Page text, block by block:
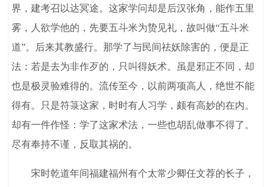
界，建考召以达冥途。这家学问却是后汉张角，能作五里
雾，人欲学他的，先要五斗米为贽见礼，故叫做“五斗米
道”。后来其教盛行。那学了与民间祛妖除害的，便是正
法：若是去为非作歹的，只叫得妖术。虽是邪正不同，却
也是极灵验难得的。流传至今，以前两项高人，绝世不能
得有。只是符箓这家，时时有人习学，颇有高妙的在内。
却有一件作怪：学了这家术法，一些也胡乱做事不得了。
尽有奉持不谨，反取其祸的。
宋时乾道年间福建福州有个太常少卿任文荐的长子，